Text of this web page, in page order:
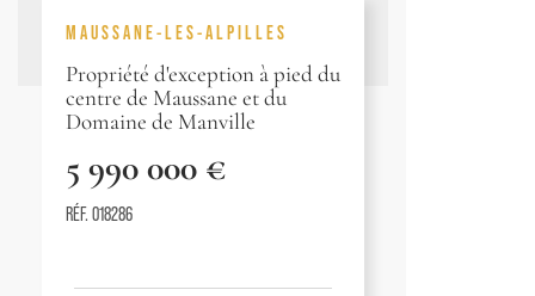
MAUSSANE-LES-ALPILLES
Propriété d'exception à pied du
centre de Maussane et du
Domaine de Manville
5 990 000 €
RÉF. 018286